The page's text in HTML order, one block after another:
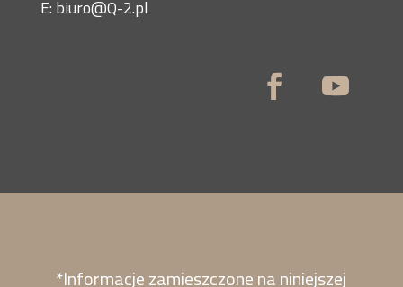
E: biuro@Q-2.pl
*Informacje zamieszczone na niniejszej